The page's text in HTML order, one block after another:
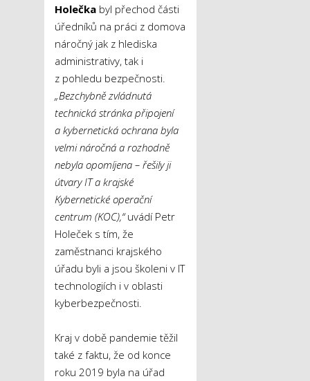
Holečka byl přechod části
úředníků na práci z domova
náročný jak z hlediska
administrativy, tak i
z pohledu bezpečnosti.
„Bezchybně zvládnutá
technická stránka připojení
a kybernetická ochrana byla
velmi náročná a rozhodně
nebyla opomíjena – řešily ji
útvary IT a krajské
Kybernetické operační
centrum (KOC),“uvádí Petr
Holeček s tím, že
zaměstnanci krajského
úřadu byli a jsou školeni v IT
technologiích i v oblasti
kyberbezpečnosti.
Kraj v době pandemie těžil
také z faktu, že od konce
roku 2019 byla na úřad